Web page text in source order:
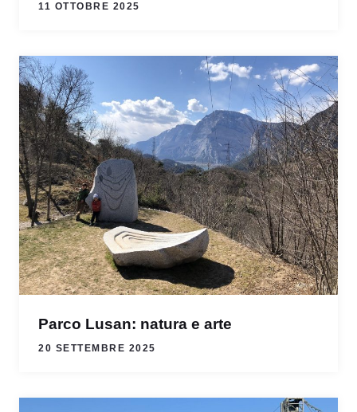
11 OTTOBRE 2025
Parco Lusan: natura e arte
20 SETTEMBRE 2025